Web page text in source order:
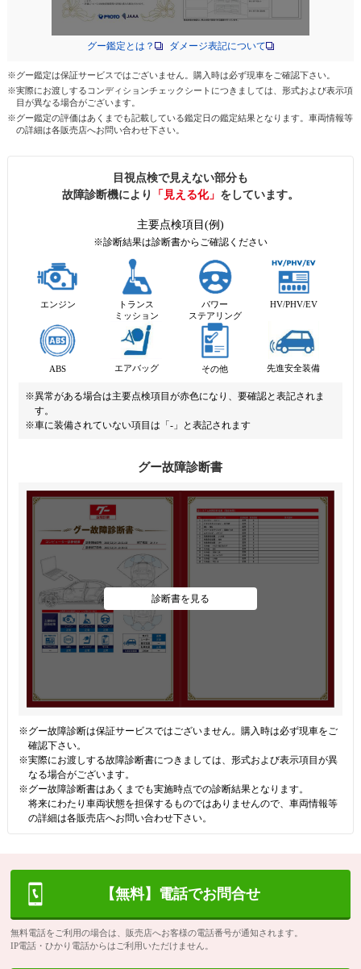
グー鑑定とは？ ダメージ表記について
※グー鑑定は保証サービスではございません。購入時は必ず現車をご確認下さい。
※実際にお渡しするコンディションチェックシートにつきましては、形式および表示項
目が異なる場合がございます。
※グー鑑定の評価はあくまでも記載している鑑定日の鑑定結果となります。車両情報等
の詳細は各販売店へお問い合わせ下さい。
目視点検で見えない部分も
故障診断機により
「見える化」 をしています。
主要点検項目(例)
※診断結果は診断書からご確認ください
エンジン
トランス
ミッション
パワー
ステアリング
HV/PHV/EV
ABS エアバッグ その他 先進安全装備
※異常がある場合は主要点検項目が赤色になり、要確認と表記されま
す。
※車に装備されていない項目は「-」と表記されます
グー故障診断書
診断書を見る
※グー故障診断は保証サービスではございません。購入時は必ず現車をご
確認下さい。
※実際にお渡しする故障診断書につきましては、形式および表示項目が異
なる場合がございます。
※グー故障診断書はあくまでも実施時点での診断結果となります。
将来にわたり車両状態を担保するものではありませんので、車両情報等
の詳細は各販売店へお問い合わせ下さい。
【無料】電話でお問合せ
無料電話をご利用の場合は、販売店へお客様の電話番号が通知されます。
IP電話・ひかり電話からはご利用いただけません。